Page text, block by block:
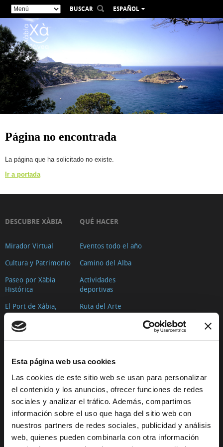
Esta página web usa cookies
Las cookies de este sitio web se usan para personalizar
el contenido y los anuncios, ofrecer funciones de redes
sociales y analizar el tráfico. Además, compartimos
información sobre el uso que haga del sitio web con
nuestros partners de redes sociales, publicidad y análisis
web, quienes pueden combinarla con otra información
BUSCAR
ESPAÑOL
VALENCIÀ
DEUTSCH
РУССКИЙ
Página no encontrada
La página que ha solicitado no existe.
Ir a portada
DESCUBRE XÀBIA
Mirador Virtual
Cultura y Patrimonio
Paseo por Xàbia
Histórica
El Port de Xàbia,
Duanes de la Mar
Playa del Arenal
Espacios Protegidos
Fiestas en Xàbia
Tours virtuales Xàbia
Imágenes 360º
QUÉ HACER
Eventos todo el año
Camino del Alba
Actividades
deportivas
Ruta del Arte
De compras
Ocio y diversión
Salud y bienestar
Visita los
alrededores